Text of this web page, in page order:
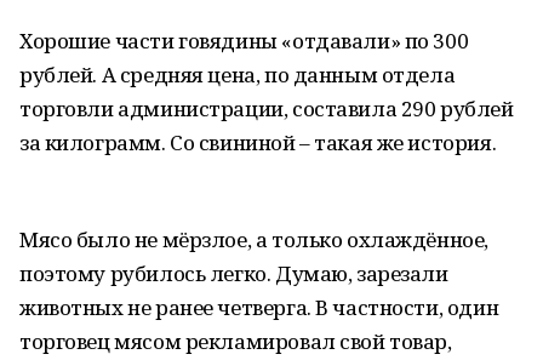
Хорошие части говядины «отдавали» по 300
рублей. А средняя цена, по данным отдела
торговли администрации, составила 290 рублей
за килограмм. Со свининой – такая же история.
Мясо было не мёрзлое, а только охлаждённое,
поэтому рубилось легко. Думаю, зарезали
животных не ранее четверга. В частности, один
торговец мясом рекламировал свой товар,